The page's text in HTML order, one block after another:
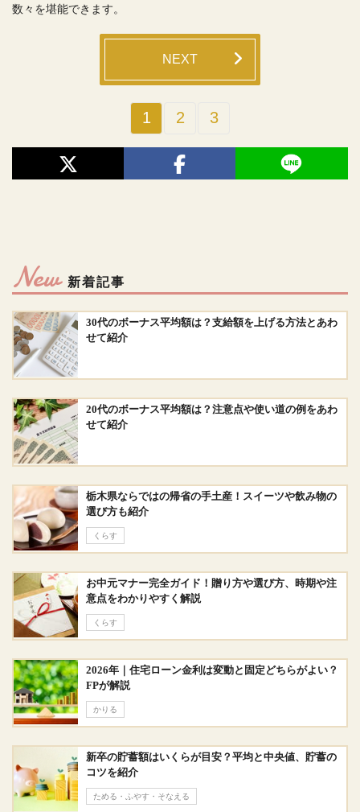
数々を堪能できます。
NEXT
1 2 3
New 新着記事
30代のボーナス平均額は？支給額を上げる方法とあわ
せて紹介
20代のボーナス平均額は？注意点や使い道の例をあわ
せて紹介
栃木県ならではの帰省の手土産！スイーツや飲み物の
選び方も紹介
くらす
お中元マナー完全ガイド！贈り方や選び方、時期や注
意点をわかりやすく解説
くらす
2026年｜住宅ローン金利は変動と固定どちらがよい？
FPが解説
かりる
新卒の貯蓄額はいくらが目安？平均と中央値、貯蓄の
コツを紹介
ためる・ふやす・そなえる